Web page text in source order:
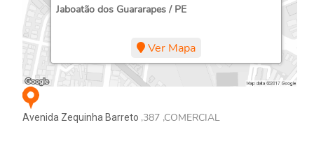
Jaboatão dos Guararapes / PE
Ver Mapa
Avenida Zequinha Barreto ,387 ,COMERCIAL